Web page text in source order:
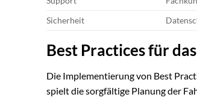
Sicherheit
Best Practices für
Die Implementierung von Best
spielt die sorgfältige Planung der